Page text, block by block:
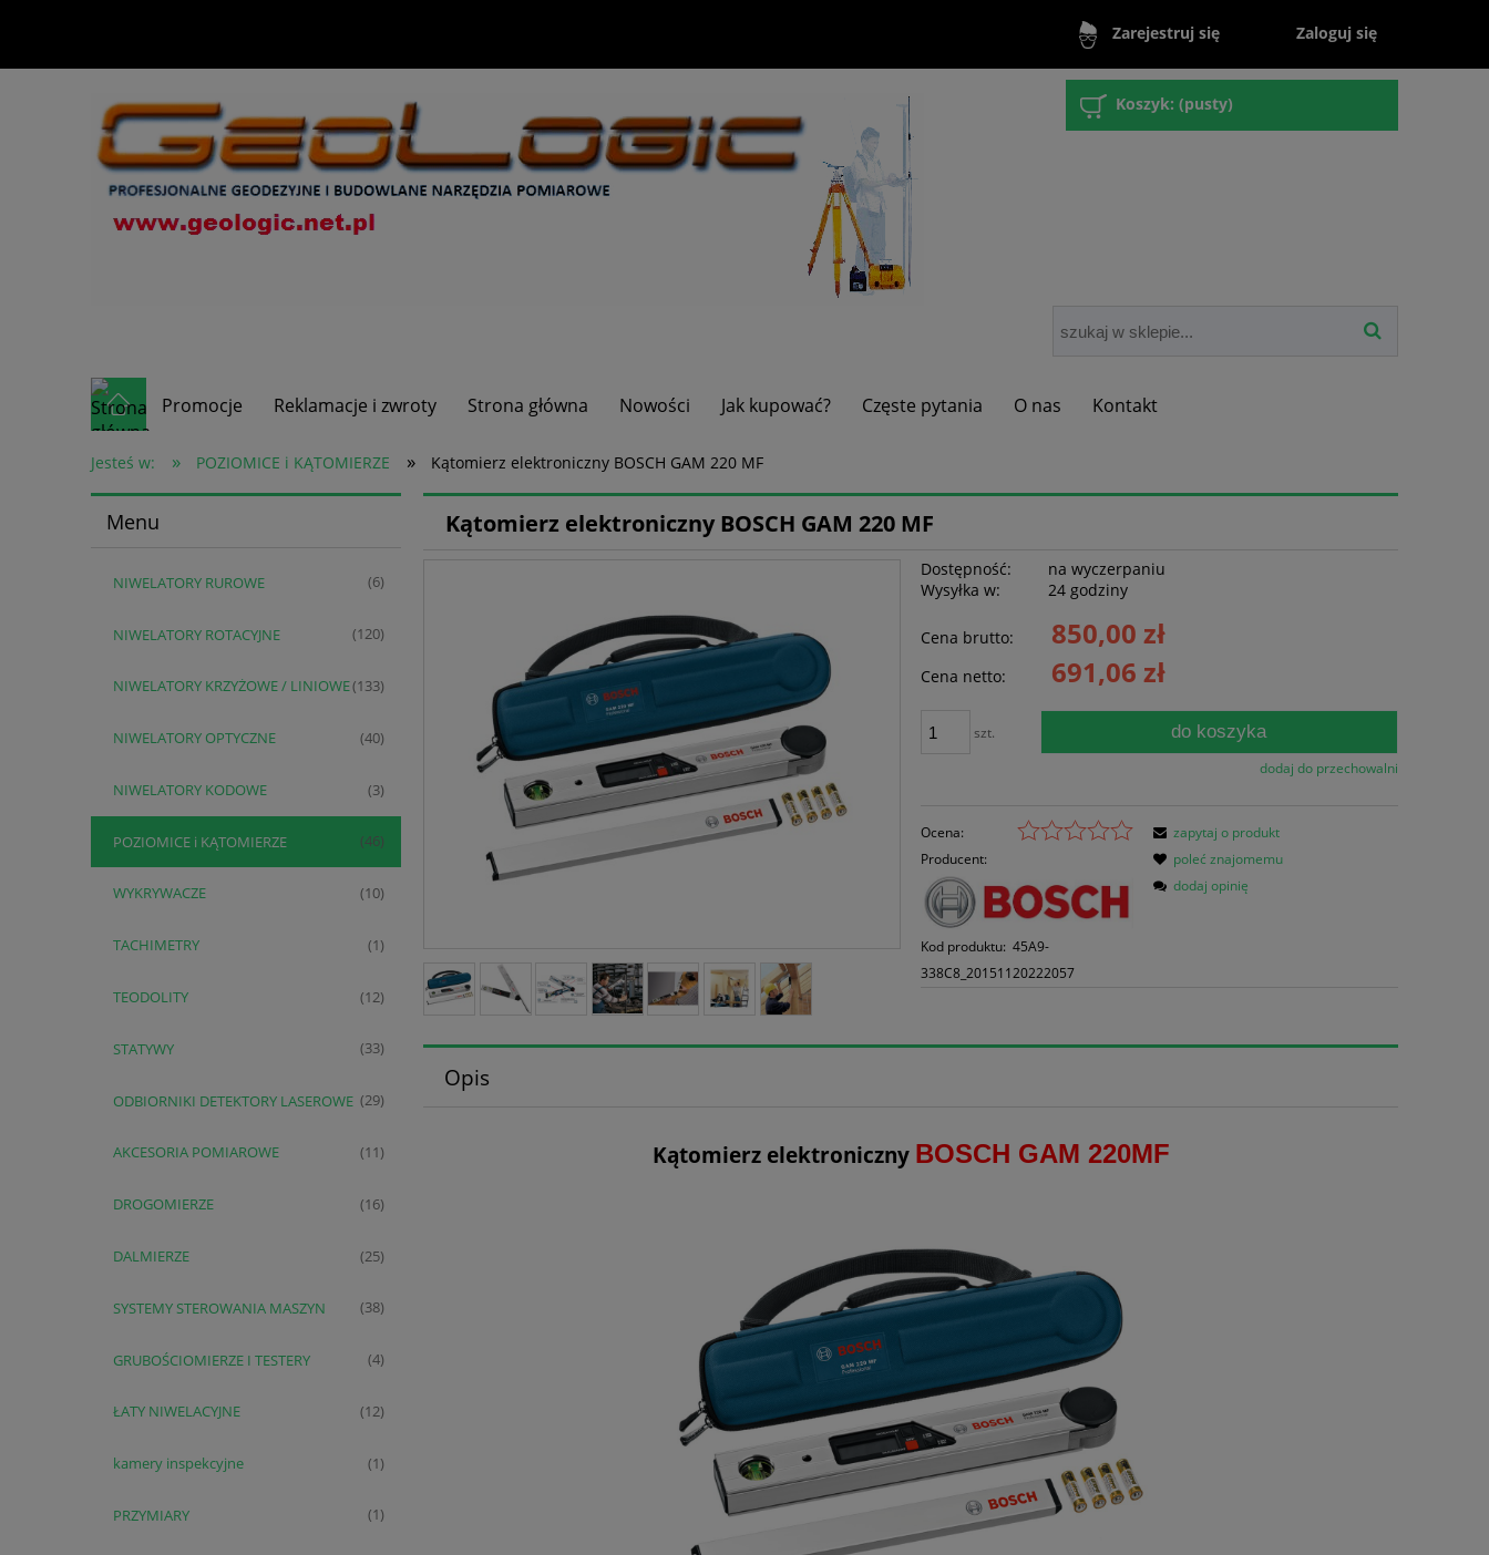
Zarejestruj się Zaloguj się
Koszyk: (pusty)
Promocje Reklamacje i zwroty Strona główna Nowości Jak kupować? Częste pytania O nas Kontakt
Jesteś w: » POZIOMICE i KĄTOMIERZE » Kątomierz elektroniczny BOSCH GAM 220 MF
Menu
NIWELATORY RUROWE (6)
NIWELATORY ROTACYJNE (120)
NIWELATORY KRZYŻOWE / LINIOWE(133)
NIWELATORY OPTYCZNE (40)
NIWELATORY KODOWE (3)
POZIOMICE i KĄTOMIERZE (46)
WYKRYWACZE (10)
TACHIMETRY (1)
TEODOLITY (12)
STATYWY (33)
ODBIORNIKI DETEKTORY LASEROWE (29)
AKCESORIA POMIAROWE (11)
DROGOMIERZE (16)
DALMIERZE (25)
SYSTEMY STEROWANIA MASZYN (38)
GRUBOŚCIOMIERZE I TESTERY (4)
ŁATY NIWELACYJNE (12)
kamery inspekcyjne (1)
PRZYMIARY (1)
Kątomierz elektroniczny BOSCH GAM 220 MF
Dostępność:
na wyczerpaniu
Wysyłka w:
24 godziny
Cena brutto: 850,00 zł
Cena netto: 691,06 zł
szt. do koszyka
dodaj do przechowalni
Ocena:
Producent:
Kod produktu: 45A9-
338C8_20151120222057
zapytaj o produkt
poleć znajomemu
dodaj opinię
Opis
Kątomierz elektroniczny BOSCH GAM 220MF